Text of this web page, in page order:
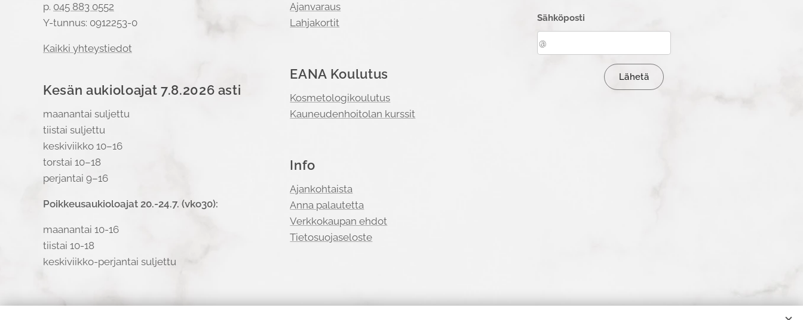
p. 045 883 0552
Y-tunnus: 0912253-0
Kaikki yhteystiedot
Kesän aukioloajat 7.8.2026 asti
maanantai suljettu
tiistai suljettu
keskiviikko 10–16
torstai 10–18
perjantai 9–16
Poikkeusaukioloajat 20.-24.7. (vko30):
maanantai 10-16
tiistai 10-18
keskiviikko-perjantai suljettu
Ajanvaraus
Lahjakortit
EANA Koulutus
Kosmetologikoulutus
Kauneudenhoitolan kurssit
Info
Ajankohtaista
Anna palautetta
Verkkokaupan ehdot
Tietosuojaseloste
Sähköposti
Lähetä